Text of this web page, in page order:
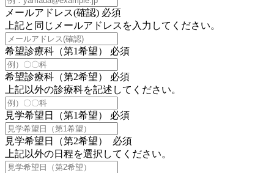
メールアドレス(確認) 必須
上記と同じメールアドレスを入力してください。
希望診療科（第1希望） 必須
希望診療科（第2希望）
必須
上記以外の診療科を記述してください。
見学希望日（第1希望） 必須
見学希望日（第2希望）
必須
上記以外の日程を選択してください。